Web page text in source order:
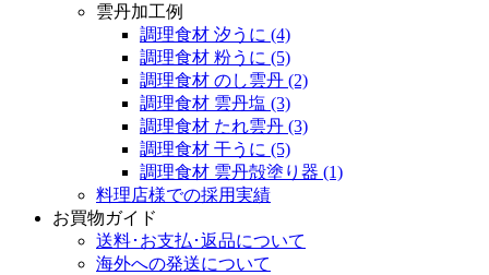
雲丹加工例
調理食材 汐うに (4)
調理食材 粉うに (5)
調理食材 のし雲丹 (2)
調理食材 雲丹塩 (3)
調理食材 たれ雲丹 (3)
調理食材 干うに (5)
調理食材 雲丹殻塗り器 (1)
料理店様での採用実績
お買物ガイド
送料･お支払･返品について
海外への発送について